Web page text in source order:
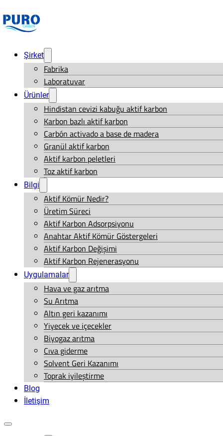
Şirket
Fabrika
Laboratuvar
Ürünler
Hindistan cevizi kabuğu aktif karbon
Karbon bazlı aktif karbon
Carbón activado a base de madera
Granül aktif karbon
Aktif karbon peletleri
Toz aktif karbon
Bilgi
Aktif Kömür Nedir?
Üretim Süreci
Aktif Karbon Adsorpsiyonu
Anahtar Aktif Kömür Göstergeleri
Aktif Karbon Değişimi
Aktif Karbon Rejenerasyonu
Uygulamalar
Hava ve gaz arıtma
Su Arıtma
Altın geri kazanımı
Yiyecek ve içecekler
Biyogaz arıtma
Cıva giderme
Solvent Geri Kazanımı
Toprak iyileştirme
Blog
İletişim